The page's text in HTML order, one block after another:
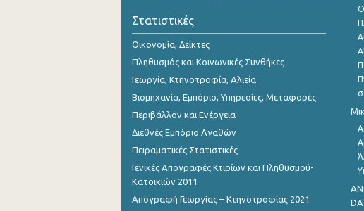
Στατιστικές
Οικονομία, Δείκτες
Πληθυσμός και Κοινωνικές Συνθήκες
Γεωργία, Κτηνοτροφία, Αλιεία
Βιομηχανία, Εμπόριο, Υπηρεσίες, Μεταφορές
Περιβάλλον και Ενέργεια
Διεθνές Εμπόριο Αγαθών
Πειραματικές Στατιστικές
Γενικές Απογραφές Κτιρίων και Πληθυσμού-
Κατοικιών 2011
Απογραφή Γεωργίας – Κτηνοτροφίας 2021